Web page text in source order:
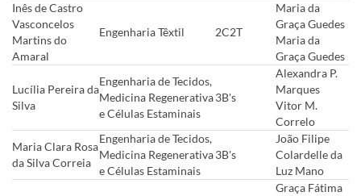
Inês de Castro
Vasconcelos
Martins do
Amaral
Engenharia Têxtil 2C2T
Maria da
Graça Guedes
Maria da
Graça Guedes
Lucília Pereira da
Silva
Engenharia de Tecidos,
Medicina Regenerativa
e Células Estaminais
3B's
Alexandra P.
Marques
Vitor M.
Correlo
Maria Clara Rosa
da Silva Correia
Engenharia de Tecidos,
Medicina Regenerativa
e Células Estaminais
3B's
João Filipe
Colardelle da
Luz Mano
Graça Fátima